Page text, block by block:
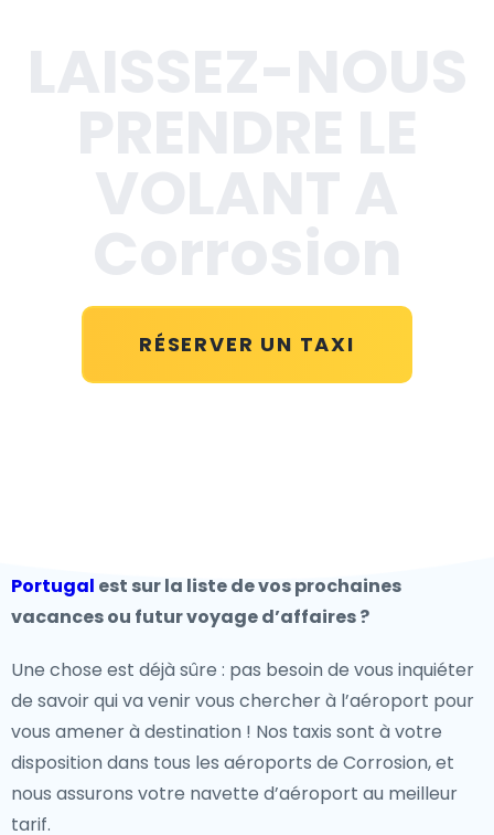
RÉSERVER UN TAXI
Portugal est sur la liste de vos prochaines
vacances ou futur voyage d’affaires ?
Une chose est déjà sûre : pas besoin de vous inquiéter
de savoir qui va venir vous chercher à l’aéroport pour
vous amener à destination ! Nos taxis sont à votre
disposition dans tous les aéroports de Corrosion, et
nous assurons votre navette d’aéroport au meilleur
tarif.